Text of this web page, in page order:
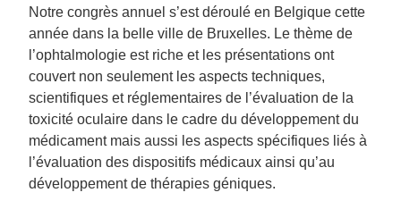
Notre congrès annuel s’est déroulé en Belgique cette
année dans la belle ville de Bruxelles. Le thème de
l’ophtalmologie est riche et les présentations ont
couvert non seulement les aspects techniques,
scientifiques et réglementaires de l’évaluation de la
toxicité oculaire dans le cadre du développement du
médicament mais aussi les aspects spécifiques liés à
l’évaluation des dispositifs médicaux ainsi qu’au
développement de thérapies géniques.